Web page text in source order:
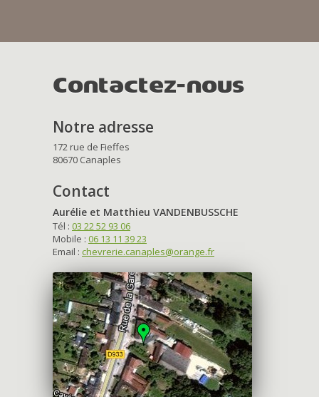
Contactez-nous
Notre adresse
172 rue de Fieffes
80670 Canaples
Contact
Aurélie et Matthieu VANDENBUSSCHE
Tél : 03 22 52 93 06
Mobile : 06 13 11 39 23
Email : chevrerie.canaples@orange.fr